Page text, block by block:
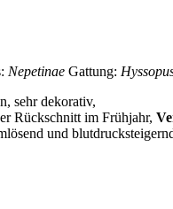
Nepetinae Gattung:
sehr dekorativ,
Rückschnitt im Frühjahr,
und